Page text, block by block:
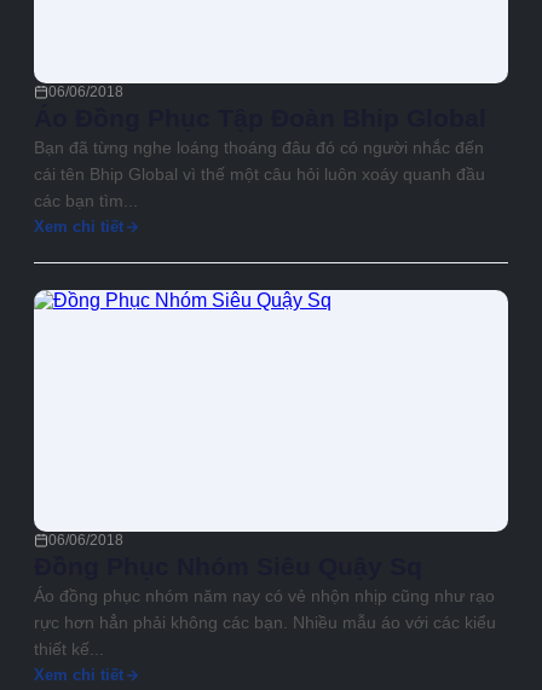
06/06/2018
Bạn đã từng nghe loáng thoáng đâu đó có người nhắc đến
cái tên Bhip Global vì thế một câu hỏi luôn xoáy quanh đầu
các bạn tìm...
Xem chi tiết
06/06/2018
Áo đồng phục nhóm năm nay có vẻ nhộn nhịp cũng như rạo
rực hơn hẳn phải không các bạn. Nhiều mẫu áo với các kiểu
thiết kế...
Xem chi tiết